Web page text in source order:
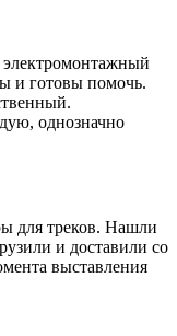
электромонтажный
и готовы помочь.
однозначно
для треков. Нашли
и доставили со
выставления